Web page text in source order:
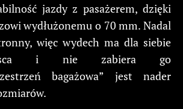
jazdy z pasażerem, dzięki
wydłużonemu o 70 mm. Nadal
więc wydech ma dla siebie
i nie zabiera go
bagażowa” jest nader